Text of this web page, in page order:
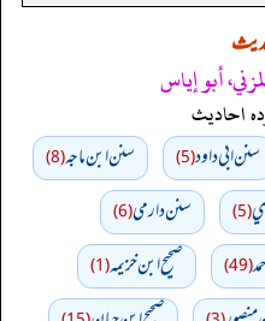
أبو إياس
احادیث
سنن ابي داود(5) سنن ابن ماجه(8)
(5) سنن دارمي(6)
(49) صحيح ابن خزيمه(1)